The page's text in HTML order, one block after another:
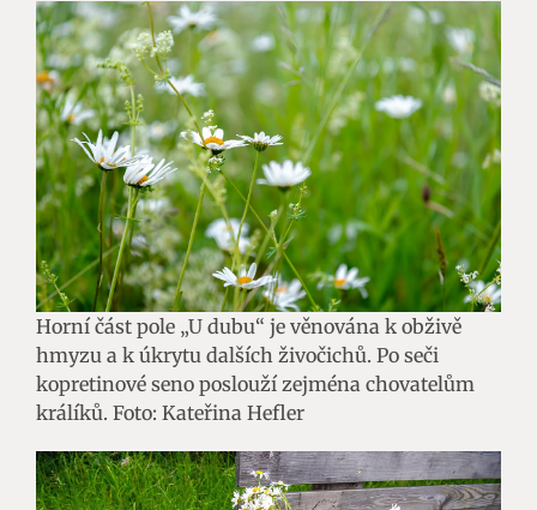
Horní část pole „U dubu“ je věnována k obživě
hmyzu a k úkrytu dalších živočichů. Po seči
kopretinové seno poslouží zejména chovatelům
králíků. Foto: Kateřina Hefler